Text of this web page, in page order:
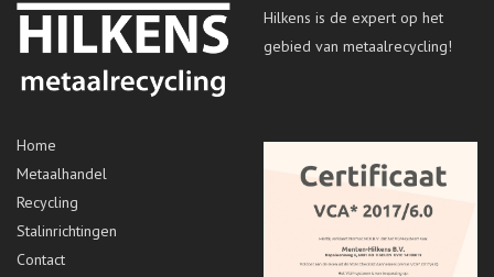
Hilkens is de expert op het
gebied van metaalrecycling!
Home
Metaalhandel
Recycling
Stalinrichtingen
Contact